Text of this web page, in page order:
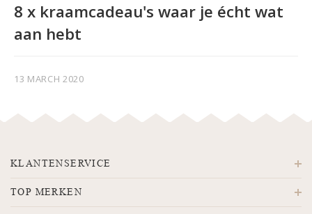
8 x kraamcadeau's waar je écht wat
aan hebt
13 MARCH 2020
KLANTENSERVICE
TOP MERKEN